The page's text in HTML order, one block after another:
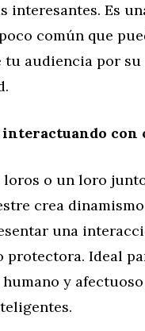
interesantes. Es
común que
tu audiencia por su
con
loros o un loro
crea
una
protectora. Ideal
y